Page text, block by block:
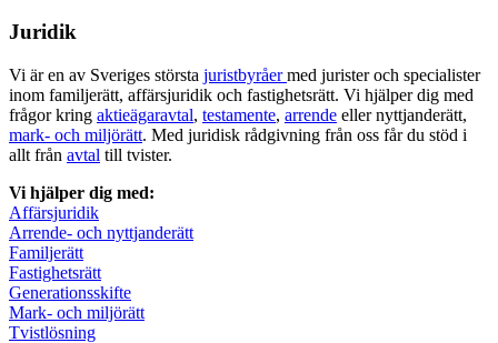
Juridik
Vi är en av Sveriges största juristbyråermed jurister och specialister
inom familjerätt, affärsjuridik och fastighetsrätt. Vi hjälper dig med
frågor kring aktieägaravtal, testamente, arrende eller nyttjanderätt,
mark- och miljörätt. Med juridisk rådgivning från oss får du stöd i
allt från avtal till tvister.
Vi hjälper dig med:
Affärsjuridik
Arrende- och nyttjanderätt
Familjerätt
Fastighetsrätt
Generationsskifte
Mark- och miljörätt
Tvistlösning